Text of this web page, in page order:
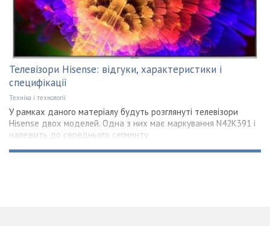
Телевізори Hisense: відгуки, характеристики і
специфікації
Техніка і технології
У рамках даного матеріалу будуть розглянуті телевізори
Hisense двох моделей. Одна з них має маркування N42K391 і
належить до середнього сегменту